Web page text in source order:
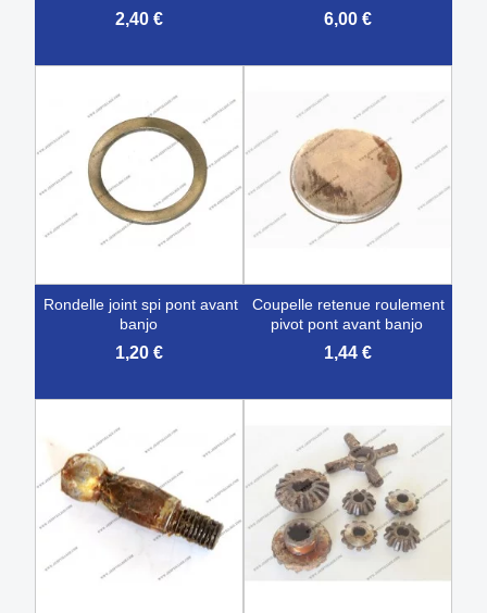
2,40 € 6,00 €
rondelle joint spi pont avant
banjo
1,20 €
coupelle retenue roulement
pivot pont avant banjo
1,44 €